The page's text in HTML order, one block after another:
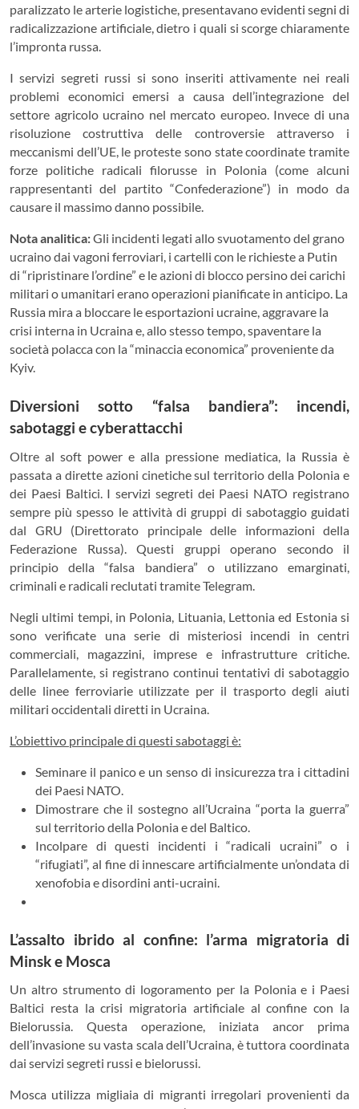
paralizzato le arterie logistiche, presentavano evidenti segni di
radicalizzazione artificiale, dietro i quali si scorge chiaramente
l’impronta russa.
I servizi segreti russi si sono inseriti attivamente nei reali
problemi economici emersi a causa dell’integrazione del
settore agricolo ucraino nel mercato europeo. Invece di una
risoluzione costruttiva delle controversie attraverso i
meccanismi dell’UE, le proteste sono state coordinate tramite
forze politiche radicali filorusse in Polonia (come alcuni
rappresentanti del partito “Confederazione”) in modo da
causare il massimo danno possibile.
Nota analitica:Gli incidenti legati allo svuotamento del grano
ucraino dai vagoni ferroviari, i cartelli con le richieste a Putin
di “ripristinare l’ordine” e le azioni di blocco persino dei carichi
militari o umanitari erano operazioni pianificate in anticipo. La
Russia mira a bloccare le esportazioni ucraine, aggravare la
crisi interna in Ucraina e, allo stesso tempo, spaventare la
società polacca con la “minaccia economica” proveniente da
Kyiv.
Diversioni sotto “falsa bandiera”: incendi,
sabotaggi e cyberattacchi
Oltre al soft power e alla pressione mediatica, la Russia è
passata a dirette azioni cinetiche sul territorio della Polonia e
dei Paesi Baltici. I servizi segreti dei Paesi NATO registrano
sempre più spesso le attività di gruppi di sabotaggio guidati
dal GRU (Direttorato principale delle informazioni della
Federazione Russa). Questi gruppi operano secondo il
principio della “falsa bandiera” o utilizzano emarginati,
criminali e radicali reclutati tramite Telegram.
Negli ultimi tempi, in Polonia, Lituania, Lettonia ed Estonia si
sono verificate una serie di misteriosi incendi in centri
commerciali, magazzini, imprese e infrastrutture critiche.
Parallelamente, si registrano continui tentativi di sabotaggio
delle linee ferroviarie utilizzate per il trasporto degli aiuti
militari occidentali diretti in Ucraina.
L’obiettivo principale di questi sabotaggi è:
Seminare il panico e un senso di insicurezza tra i cittadini
dei Paesi NATO.
Dimostrare che il sostegno all’Ucraina “porta la guerra”
sul territorio della Polonia e del Baltico.
Incolpare di questi incidenti i “radicali ucraini” o i
“rifugiati”, al fine di innescare artificialmente un’ondata di
xenofobia e disordini anti-ucraini.
L’assalto ibrido al confine: l’arma migratoria di
Minsk e Mosca
Un altro strumento di logoramento per la Polonia e i Paesi
Baltici resta la crisi migratoria artificiale al confine con la
Bielorussia. Questa operazione, iniziata ancor prima
dell’invasione su vasta scala dell’Ucraina, è tuttora coordinata
dai servizi segreti russi e bielorussi.
Mosca utilizza migliaia di migranti irregolari provenienti da